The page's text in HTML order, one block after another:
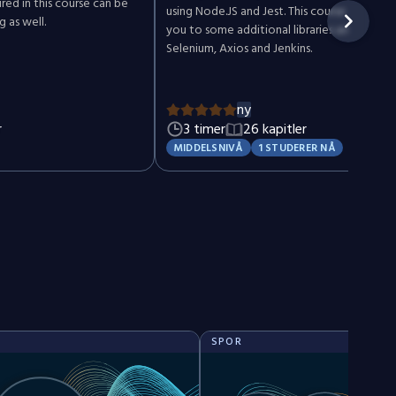
as well.
using Node.JS and Jest. This course will
you to some additional libraries and tools
Selenium, Axios and Jenkins.
ny
3 timer
26 kapitler
MIDDELSNIVÅ 1 STUDERER NÅ
SPOR